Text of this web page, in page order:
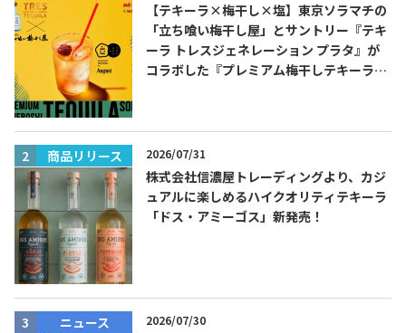
トピックス一覧
Topics List
イベント一覧
Events List
お問合せ
Contact
Tequila Journal SNS 在日メキシコ大使館 SNS
【テキーラ×梅干し×塩】東京ソラマチの
「立ち喰い梅干し屋」とサントリー『テキ
ーラ トレスジェネレーション プラタ』が
コラボした『プレミアム梅干しテキーラソ
商品リリース 2026/07/31
株式会社信濃屋トレーディングより、カジ
ュアルに楽しめるハイクオリティテキーラ
「ドス・アミーゴス」新発売！
ニュース 2026/07/30